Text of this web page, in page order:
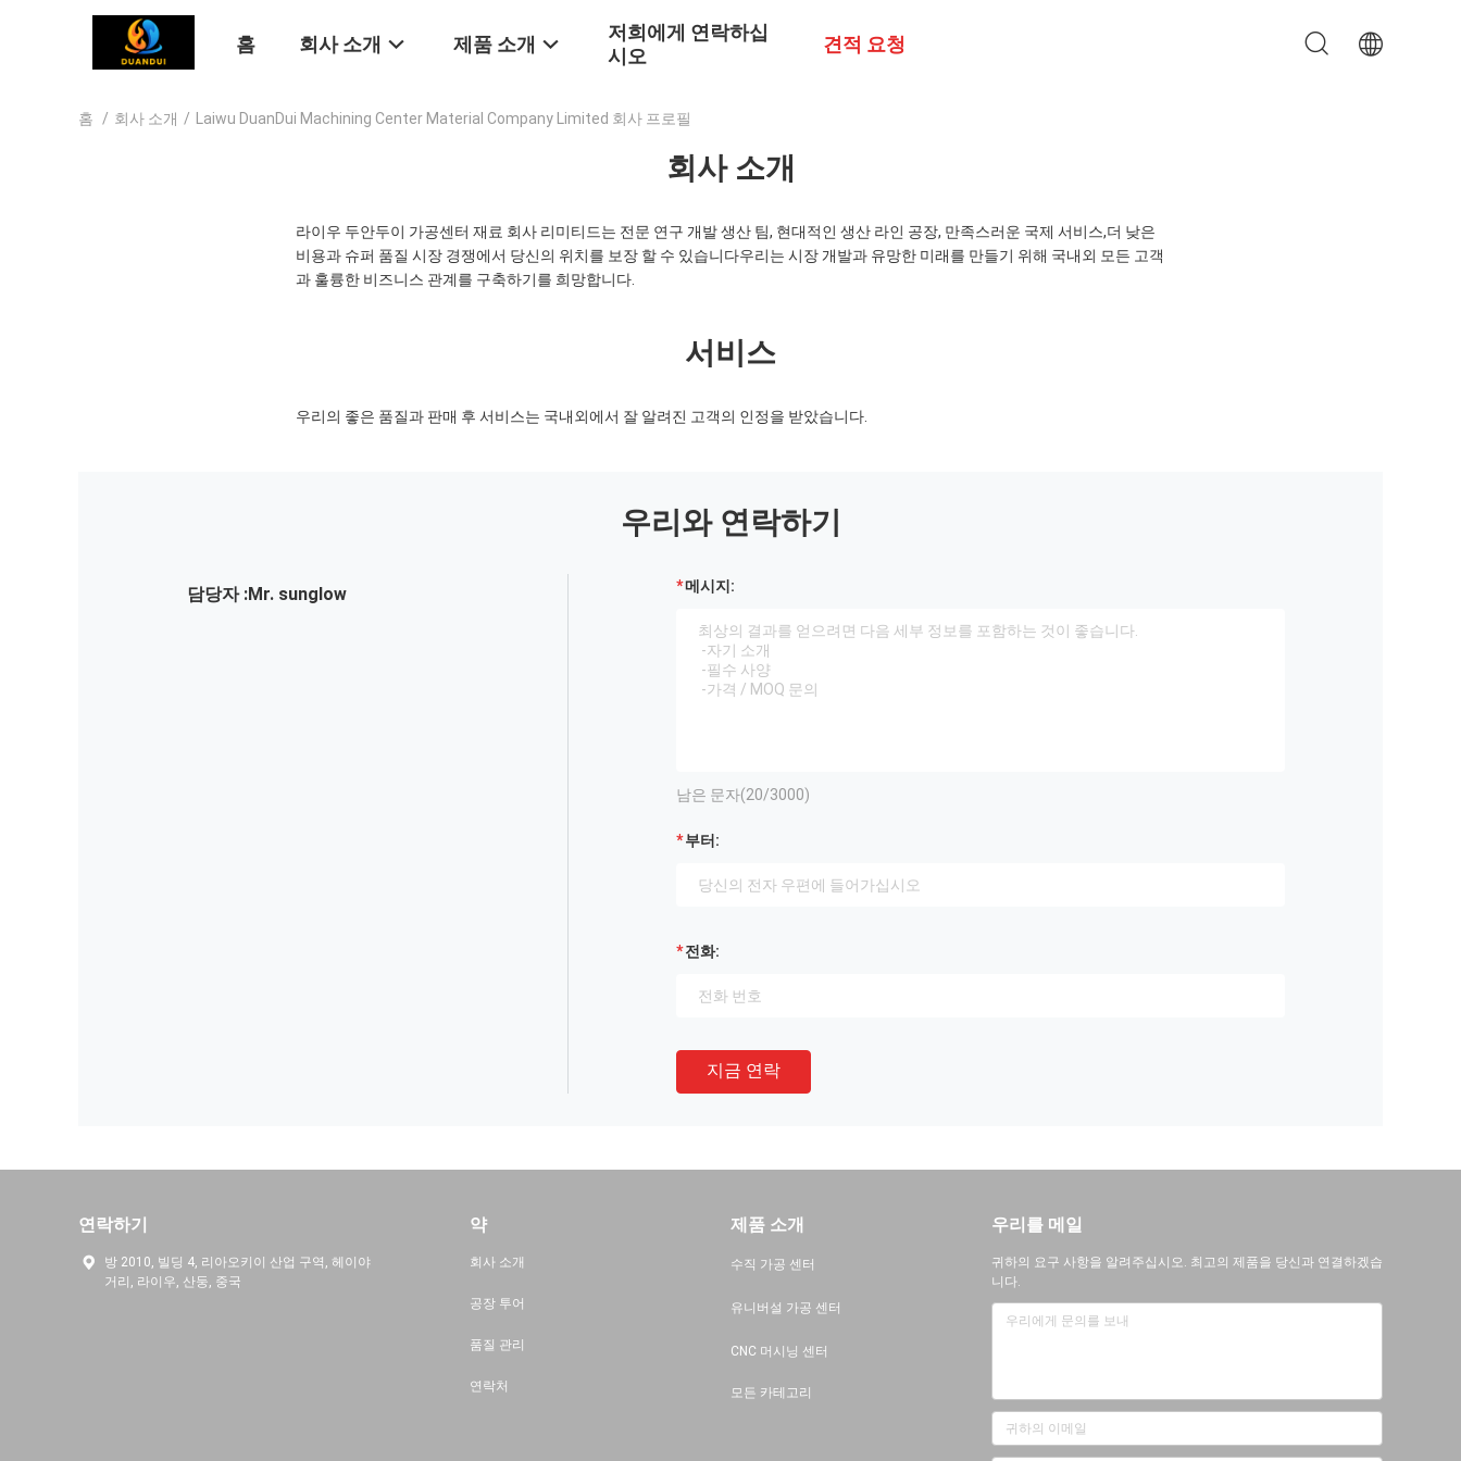
홈 회사 소개 제품 소개
저희에게 연락하십
시오
견적 요청
홈 / 회사 소개 / Laiwu DuanDui Machining Center Material Company Limited 회사 프로필
회사 소개
라이우 두안두이 가공센터 재료 회사 리미티드는 전문 연구 개발 생산 팀, 현대적인 생산 라인 공장, 만족스러운 국제 서비스,더 낮은
비용과 슈퍼 품질 시장 경쟁에서 당신의 위치를 보장 할 수 있습니다우리는 시장 개발과 유망한 미래를 만들기 위해 국내외 모든 고객
과 훌륭한 비즈니스 관계를 구축하기를 희망합니다.
서비스
우리의 좋은 품질과 판매 후 서비스는 국내외에서 잘 알려진 고객의 인정을 받았습니다.
우리와 연락하기
담당자 :Mr. sunglow 메시지:
남은 문자(20/3000)
부터:
전화:
지금 연락
연락하기
방 2010, 빌딩 4, 리아오키이 산업 구역, 헤이야
거리, 라이우, 산둥, 중국
약
회사 소개
공장 투어
품질 관리
연락처
제품 소개
수직 가공 센터
유니버설 가공 센터
CNC 머시닝 센터
모든 카테고리
우리를 메일
귀하의 요구 사항을 알려주십시오. 최고의 제품을 당신과 연결하겠습
니다.